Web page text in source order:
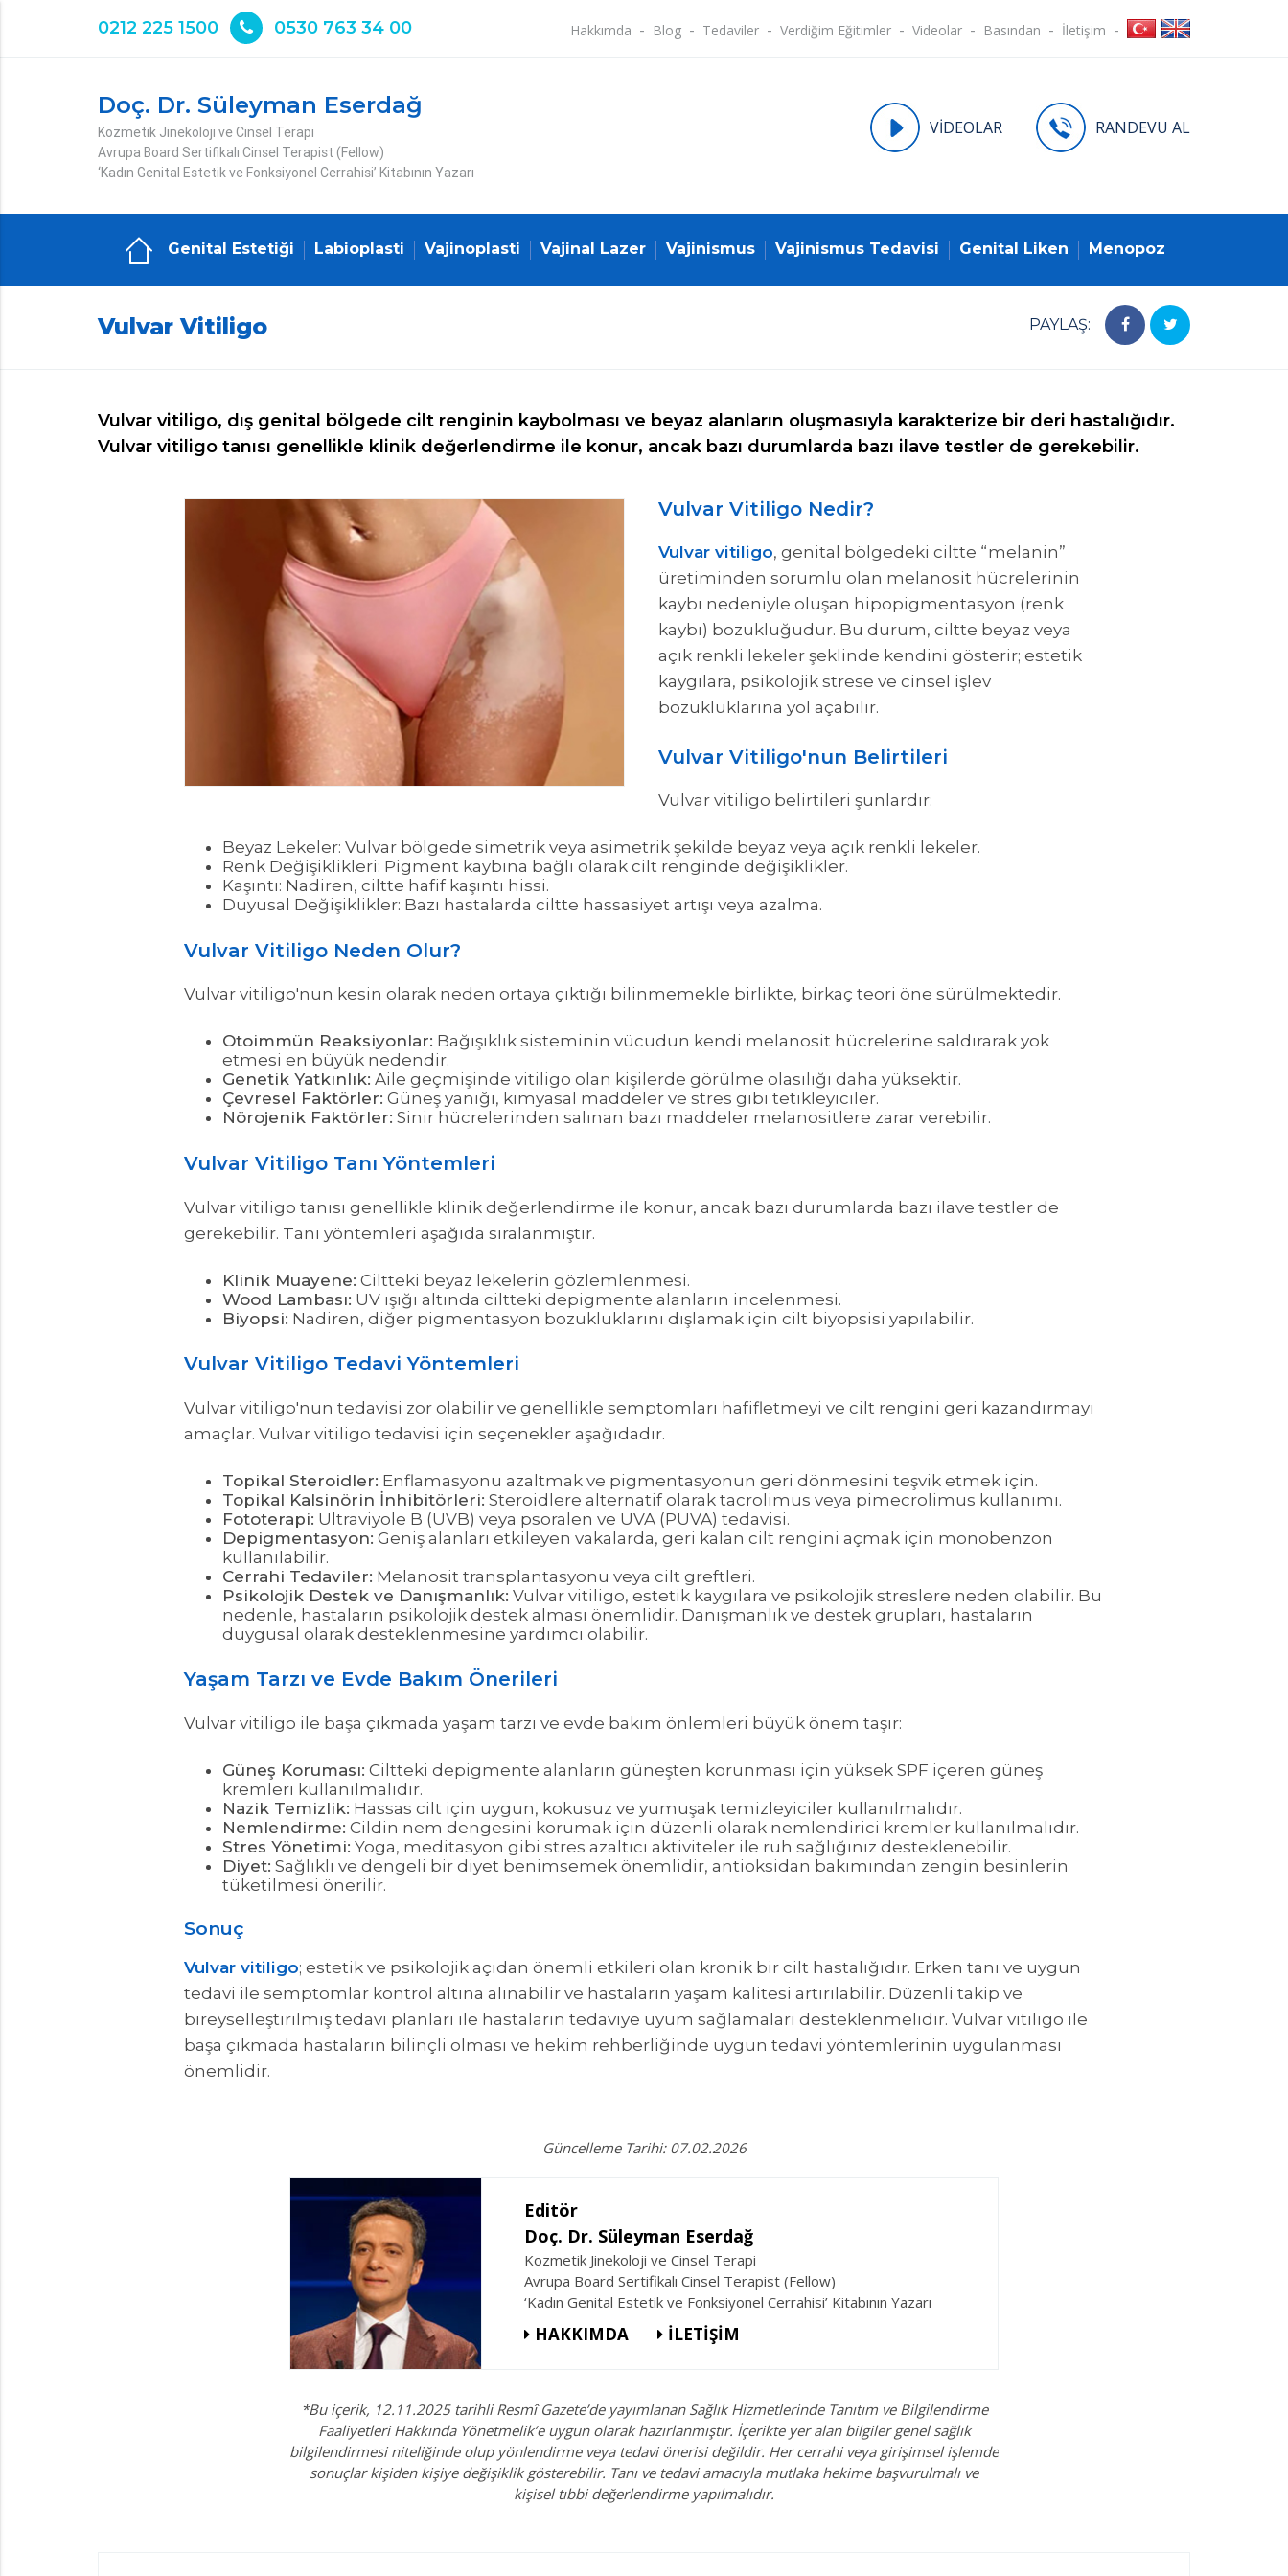
0212 225 1500 0530 763 34 00 Hakkımda Blog Tedaviler Verdiğim Eğitimler Videolar Basından İletişim
Doç. Dr. Süleyman Eserdağ
Kozmetik Jinekoloji ve Cinsel Terapi
Avrupa Board Sertifikalı Cinsel Terapist (Fellow)
‘Kadın Genital Estetik ve Fonksiyonel Cerrahisi’ Kitabının Yazarı
VİDEOLAR RANDEVU AL
Genital Estetiği Labioplasti Vajinoplasti Vajinal Lazer Vajinismus Vajinismus Tedavisi Genital Liken Menopoz
PAYLAŞ:
Vulvar Vitiligo
Vulvar vitiligo, dış genital bölgede cilt renginin kaybolması ve beyaz alanların oluşmasıyla karakterize bir deri hastalığıdır.
Vulvar vitiligo tanısı genellikle klinik değerlendirme ile konur, ancak bazı durumlarda bazı ilave testler de gerekebilir.
Vulvar Vitiligo Nedir?
Vulvar vitiligo, genital bölgedeki ciltte “melanin”
üretiminden sorumlu olan melanosit hücrelerinin
kaybı nedeniyle oluşan hipopigmentasyon (renk
kaybı) bozukluğudur. Bu durum, ciltte beyaz veya
açık renkli lekeler şeklinde kendini gösterir; estetik
kaygılara, psikolojik strese ve cinsel işlev
bozukluklarına yol açabilir.
Vulvar Vitiligo'nun Belirtileri
Vulvar vitiligo belirtileri şunlardır:
Beyaz Lekeler: Vulvar bölgede simetrik veya asimetrik şekilde beyaz veya açık renkli lekeler.
Renk Değişiklikleri: Pigment kaybına bağlı olarak cilt renginde değişiklikler.
Kaşıntı: Nadiren, ciltte hafif kaşıntı hissi.
Duyusal Değişiklikler: Bazı hastalarda ciltte hassasiyet artışı veya azalma.
Vulvar Vitiligo Neden Olur?
Vulvar vitiligo'nun kesin olarak neden ortaya çıktığı bilinmemekle birlikte, birkaç teori öne sürülmektedir.
Otoimmün Reaksiyonlar: Bağışıklık sisteminin vücudun kendi melanosit hücrelerine saldırarak yok
etmesi en büyük nedendir.
Genetik Yatkınlık: Aile geçmişinde vitiligo olan kişilerde görülme olasılığı daha yüksektir.
Çevresel Faktörler: Güneş yanığı, kimyasal maddeler ve stres gibi tetikleyiciler.
Nörojenik Faktörler: Sinir hücrelerinden salınan bazı maddeler melanositlere zarar verebilir.
Vulvar Vitiligo Tanı Yöntemleri
Vulvar vitiligo tanısı genellikle klinik değerlendirme ile konur, ancak bazı durumlarda bazı ilave testler de
gerekebilir. Tanı yöntemleri aşağıda sıralanmıştır.
Klinik Muayene: Ciltteki beyaz lekelerin gözlemlenmesi.
Wood Lambası: UV ışığı altında ciltteki depigmente alanların incelenmesi.
Biyopsi: Nadiren, diğer pigmentasyon bozukluklarını dışlamak için cilt biyopsisi yapılabilir.
Vulvar Vitiligo Tedavi Yöntemleri
Vulvar vitiligo'nun tedavisi zor olabilir ve genellikle semptomları hafifletmeyi ve cilt rengini geri kazandırmayı
amaçlar. Vulvar vitiligo tedavisi için seçenekler aşağıdadır.
Topikal Steroidler: Enflamasyonu azaltmak ve pigmentasyonun geri dönmesini teşvik etmek için.
Topikal Kalsinörin İnhibitörleri: Steroidlere alternatif olarak tacrolimus veya pimecrolimus kullanımı.
Fototerapi: Ultraviyole B (UVB) veya psoralen ve UVA (PUVA) tedavisi.
Depigmentasyon: Geniş alanları etkileyen vakalarda, geri kalan cilt rengini açmak için monobenzon
kullanılabilir.
Cerrahi Tedaviler: Melanosit transplantasyonu veya cilt greftleri.
Psikolojik Destek ve Danışmanlık: Vulvar vitiligo, estetik kaygılara ve psikolojik streslere neden olabilir. Bu
nedenle, hastaların psikolojik destek alması önemlidir. Danışmanlık ve destek grupları, hastaların
duygusal olarak desteklenmesine yardımcı olabilir.
Yaşam Tarzı ve Evde Bakım Önerileri
Vulvar vitiligo ile başa çıkmada yaşam tarzı ve evde bakım önlemleri büyük önem taşır:
Güneş Koruması: Ciltteki depigmente alanların güneşten korunması için yüksek SPF içeren güneş
kremleri kullanılmalıdır.
Nazik Temizlik: Hassas cilt için uygun, kokusuz ve yumuşak temizleyiciler kullanılmalıdır.
Nemlendirme: Cildin nem dengesini korumak için düzenli olarak nemlendirici kremler kullanılmalıdır.
Stres Yönetimi: Yoga, meditasyon gibi stres azaltıcı aktiviteler ile ruh sağlığınız desteklenebilir.
Diyet: Sağlıklı ve dengeli bir diyet benimsemek önemlidir, antioksidan bakımından zengin besinlerin
tüketilmesi önerilir.
Sonuç
Vulvar vitiligo; estetik ve psikolojik açıdan önemli etkileri olan kronik bir cilt hastalığıdır. Erken tanı ve uygun
tedavi ile semptomlar kontrol altına alınabilir ve hastaların yaşam kalitesi artırılabilir. Düzenli takip ve
bireyselleştirilmiş tedavi planları ile hastaların tedaviye uyum sağlamaları desteklenmelidir. Vulvar vitiligo ile
başa çıkmada hastaların bilinçli olması ve hekim rehberliğinde uygun tedavi yöntemlerinin uygulanması
önemlidir.
Güncelleme Tarihi: 07.02.2026
Editör
Doç. Dr. Süleyman Eserdağ
Kozmetik Jinekoloji ve Cinsel Terapi
Avrupa Board Sertifikalı Cinsel Terapist (Fellow)
‘Kadın Genital Estetik ve Fonksiyonel Cerrahisi’ Kitabının Yazarı
HAKKIMDA İLETİŞİM
*Bu içerik, 12.11.2025 tarihli Resmî Gazete’de yayımlanan Sağlık Hizmetlerinde Tanıtım ve Bilgilendirme
Faaliyetleri Hakkında Yönetmelik’e uygun olarak hazırlanmıştır. İçerikte yer alan bilgiler genel sağlık
bilgilendirmesi niteliğinde olup yönlendirme veya tedavi önerisi değildir. Her cerrahi veya girişimsel işlemde
sonuçlar kişiden kişiye değişiklik gösterebilir. Tanı ve tedavi amacıyla mutlaka hekime başvurulmalı ve
kişisel tıbbi değerlendirme yapılmalıdır.